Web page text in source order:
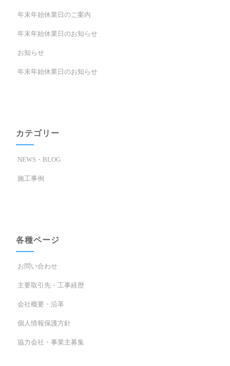
年末年始休業日のご案内
年末年始休業日のお知らせ
お知らせ
年末年始休業日のお知らせ
カテゴリー
NEWS・BLOG
施工事例
各種ページ
お問い合わせ
主要取引先・工事経歴
会社概要・沿革
個人情報保護方針
協力会社・事業主募集